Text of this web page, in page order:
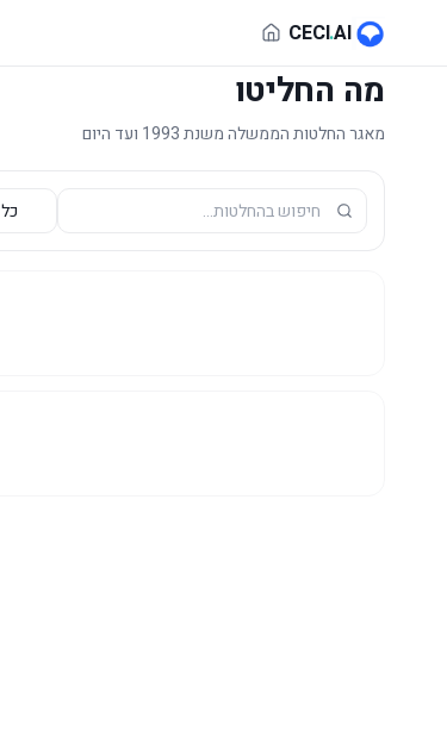
דלג לתוכן הראשי
CECI.AI
מה החליטו
מאגר החלטות הממשלה משנת 1993 ועד היום